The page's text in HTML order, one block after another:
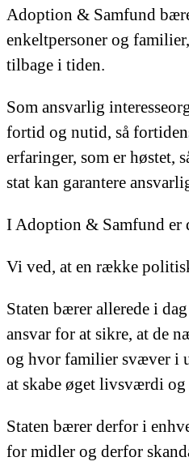
Adoption & Samfund
enkeltpersoner og
tilbage i tiden.
Som ansvarlig
fortid og nutid, så
erfaringer, som er høstet,
stat kan garantere
I Adoption & Samfund er
Vi ved, at en række
Staten bærer allerede i
ansvar for at sikre, at de
og hvor familier svæver i
at skabe øget livsværdi
Staten bærer derfor i
for midler og derfor